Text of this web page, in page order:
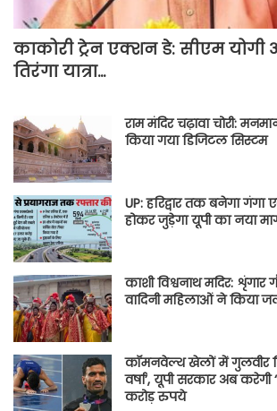
काकोरी ट्रेन एक्शन डे: सीएम
तिरंगा यात्रा…
राम मंदिर चढ़ावा चोरी:
किया गया डिजिटल सिस्टम
UP: हरिद्वार तक बनेगा गंगा
होकर जुड़ेगा यूपी का नया
काशी विश्वनाथ मदिर: शृंगार
वादिनी महिलाओं ने किया
कॉमनवेल्थ खेलों में गुलवीर
वर्षा’, यूपी सरकार अब करेगी
करोड़ रुपये